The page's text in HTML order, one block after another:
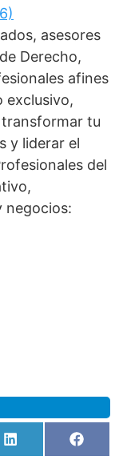
asesores
Derecho,
afines
exclusivo,
tu
y liderar el
del
negocios:
Compartir
en
L
i
en
F
a